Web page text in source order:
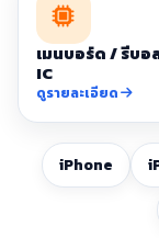
เมนบอร์ด / รีบอ
IC
ดูรายละเอียด
iPhone